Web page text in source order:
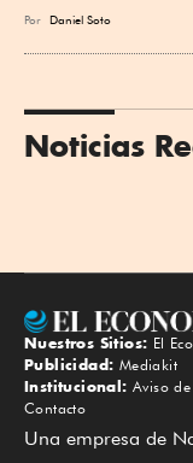
Por Daniel Soto
Noticias
Nuestros Sitios: El
Publicidad: Mediakit
Institucional: Aviso
Contacto
Una empresa de